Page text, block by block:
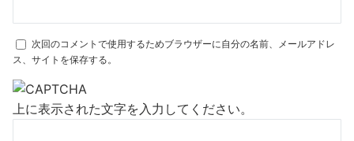
次回のコメントで使用するためブラウザーに自分の名前、メールアドレ
ス、サイトを保存する。
上に表示された文字を入力してください。